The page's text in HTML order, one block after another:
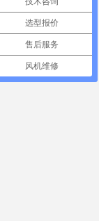
选型报价
售后服务
风机维修